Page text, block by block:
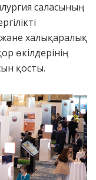
саласының
халықаралық
өкілдерінің
қосты.